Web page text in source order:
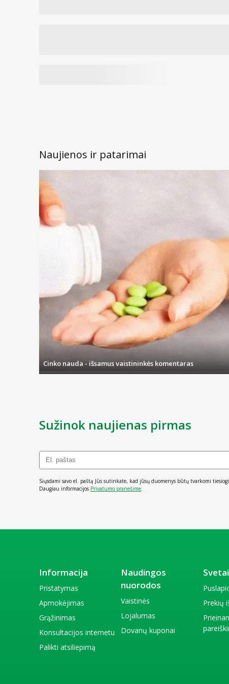
Naujienos ir patarimai
Cinko nauda - išsamus vaistininkės komentaras
Sužinok naujienas pirmas
Siųsdami savo el. paštą Jūs sutinkate, kad jūsų duomenys būtų tvarkomi
Daugiau informacijos Privatumo pranešime
Informacija
Pristatymas
Apmokėjimas
Grąžinimas
Konsultacijos internetu
Palikti atsiliepimą
Naudingos
nuorodos
Vaistinės
Lojalumas
Dovanų kuponai
Prekių